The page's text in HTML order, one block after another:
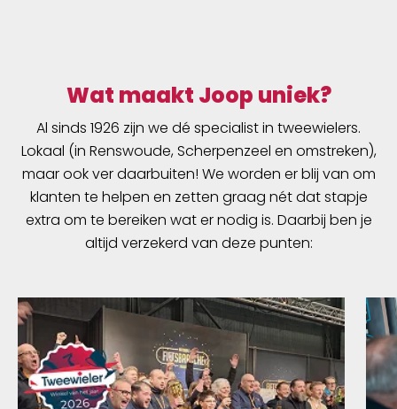
Wat maakt Joop uniek?
Al sinds 1926 zijn we dé specialist in tweewielers.
Lokaal (in Renswoude, Scherpenzeel en omstreken),
maar ook ver daarbuiten! We worden er blij van om
klanten te helpen en zetten graag nét dat stapje
extra om te bereiken wat er nodig is. Daarbij ben je
altijd verzekerd van deze punten: